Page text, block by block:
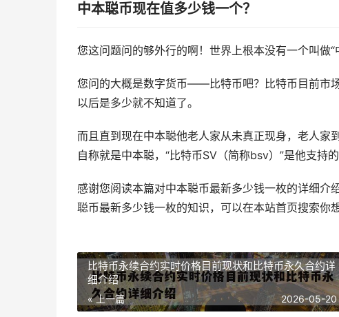
中本聪币现在值多少钱一个？
您这问题问的够外行的啊！世界上根本没有一个叫做“
您问的大概是数字货币——比特币吧？比特币目前市
以后是多少就不知道了。
而且直到现在中本聪他老人家从未真正现身，老人家
自称就是中本聪，“比特币SV（简称bsv）”是他支持
感谢您阅读本篇对中本聪币最新多少钱一枚的详细介
聪币最新多少钱一枚的知识，可以在本站首页搜索你
比特币永续合约实时价格目前现状和比特币永久合约详
细介绍
« 上一篇 2026-05-20